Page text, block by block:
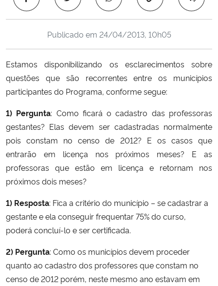
Ministério da Cidadania
Ministério da Saúde
Ministério de Minas e Energia
Ministério da Ciência, Tecnologia, Inovações e Comunicações
Ministério do Meio Ambiente
Ministério do Turismo
Ministério do Desenvolvimento Regional
Controladoria-Geral da União
Ministério da Mulher, da Família e dos Direitos Humanos
Secretaria de Governo
Publicado em 24/04/2013, 10h05
Estamos disponibilizando os esclarecimentos sobre
questões que são recorrentes entre os municípios
participantes do Programa, conforme segue:
1) Pergunta: Como ficará o cadastro das professoras
gestantes? Elas devem ser cadastradas normalmente
pois constam no censo de 2012? E os casos que
entrarão em licença nos próximos meses? E as
professoras que estão em licença e retornam nos
próximos dois meses?
1) Resposta: Fica a critério do município – se cadastrar a
gestante e ela conseguir frequentar 75% do curso,
poderá concluí-lo e ser certificada.
2) Pergunta: Como os municípios devem proceder
quanto ao cadastro dos professores que constam no
censo de 2012 porém, neste mesmo ano estavam em